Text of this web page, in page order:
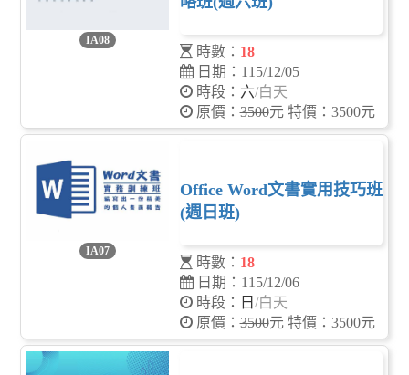
IA08
時數： 18
日期：115/12/05
時段： 六/白天
原價：3500元 特價：3500元
IA07
Office Word文書實用技巧班
(週日班)
時數： 18
日期：115/12/06
時段：
日 /白天
原價：3500元 特價：3500元